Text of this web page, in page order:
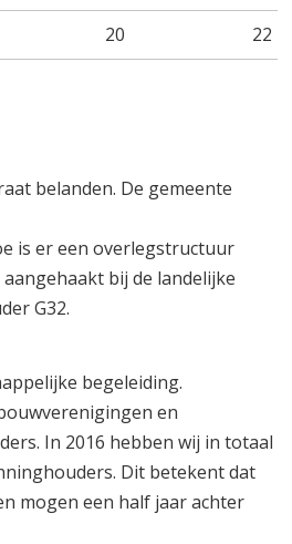
20 22
belanden. De gemeente
is er een overlegstructuur
bij de landelijke
G32.
begeleiding.
en
In 2016 hebben wij in totaal
Dit betekent dat
mogen een half jaar achter